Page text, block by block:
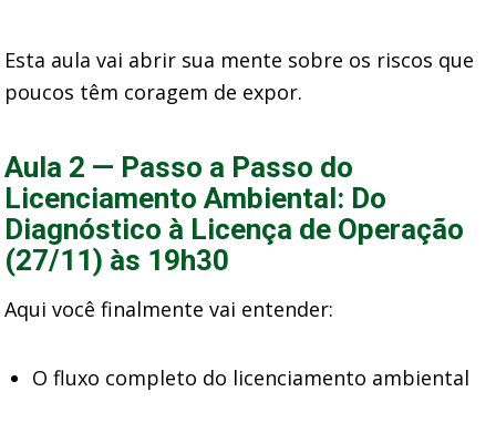
Esta aula vai abrir sua mente sobre os riscos que
poucos têm coragem de expor.
Aula 2 — Passo a Passo do
Licenciamento Ambiental: Do
Diagnóstico à Licença de Operação
(27/11) às 19h30
Aqui você finalmente vai entender:
O fluxo completo do licenciamento ambiental